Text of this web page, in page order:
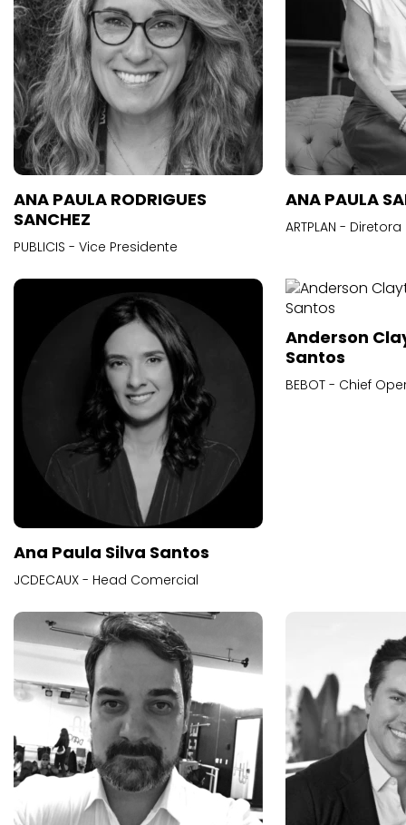
ANA PAULA RODRIGUES
SANCHEZ
PUBLICIS - Vice Presidente
ANA PAULA
ARTPLAN -
Ana Paula Silva Santos
JCDECAUX - Head Comercial
Anderson
Santos
BEBOT - Chief